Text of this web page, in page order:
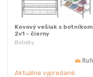
Botníky
Kovový vešiak s botníkom
2v1 – čierny
Aktuálne vypredané